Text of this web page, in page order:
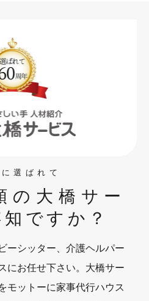
選ばれて
の大橋サー
ですか？
ーシッター、介護ヘルパー
にお任せ下さい。大橋サー
モットーに家事代行ハウス